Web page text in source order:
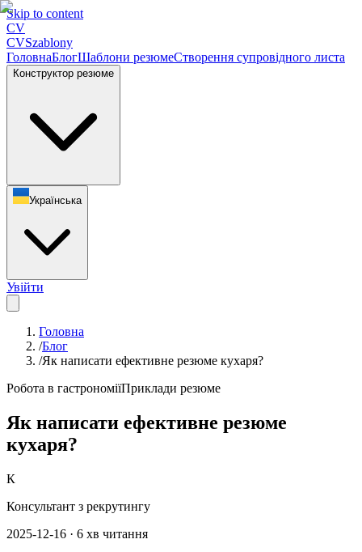
Skip to content
CV
CVSzablony
ГоловнаБлогШаблони резюмеСтворення супровідного листа
Конструктор резюме
Українська
Увійти
Головна
/Блог
/Як написати ефективне резюме кухаря?
Робота в гастрономіїПриклади резюме
Як написати ефективне резюме
кухаря?
К
Консультант з рекрутингу
2025-12-16 · 6 хв читання